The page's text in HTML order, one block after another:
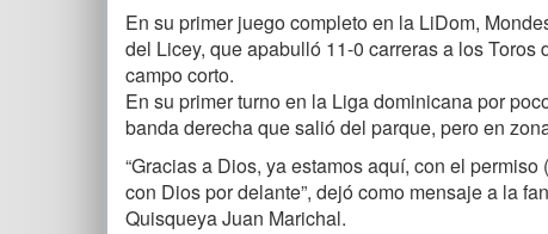
En su primer juego completo en la LiDom,
del Licey, que apabulló 11-0 carreras a los
campo corto.
En su primer turno en la Liga dominicana por
banda derecha que salió del parque, pero en
“Gracias a Dios, ya estamos aquí, con el
con Dios por delante”, dejó como mensaje a la
Quisqueya Juan Marichal.